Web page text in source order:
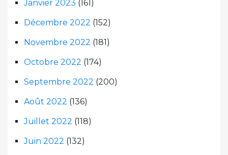
Janvier 2023 (161)
Décembre 2022 (152)
Novembre 2022 (181)
Octobre 2022 (174)
Septembre 2022 (200)
Août 2022 (136)
Juillet 2022 (118)
Juin 2022 (132)